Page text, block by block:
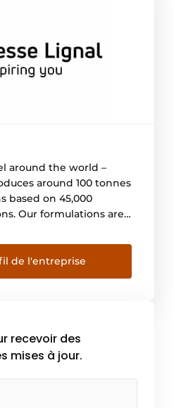
around the world –
around 100 tonnes
based on 45,000
Our formulations are
of the
in terms
In doing
free
increasing role.
de l'entreprise
recevoir des
mises à jour.